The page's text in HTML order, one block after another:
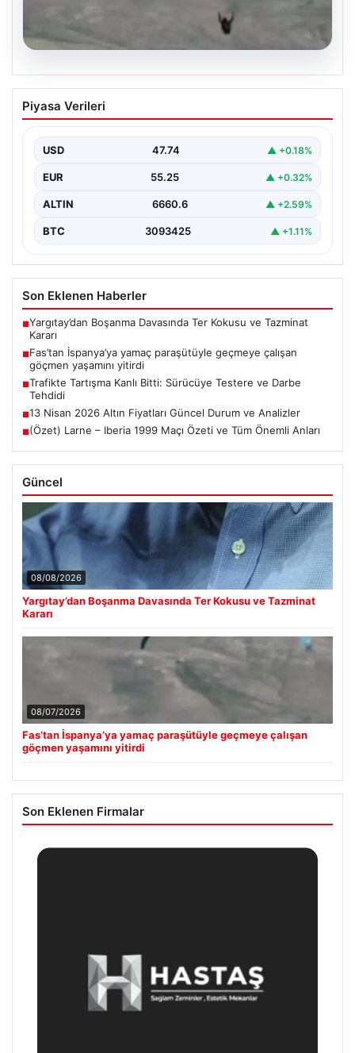
07.08.2026
Fas’tan İspanya’ya yamaç paraşütüyle
geçmeye çalışan göçmen yaşamını
{ "title": "Fas'tan İspanya'ya Yamaç Paraşütüyle
"content": "Fas ile…
Piyasa Verileri
USD 47.74 ▲ +0.18%
EUR 55.25 ▲ +0.32%
ALTIN 6660.6 ▲ +2.59%
BTC 3093425 ▲ +1.11%
Son Eklenen Haberler
■Yargıtay’dan Boşanma Davasında Ter Kokusu ve Tazminat
Kararı
■Fas’tan İspanya’ya yamaç paraşütüyle geçmeye çalışan
göçmen yaşamını yitirdi
■Trafikte Tartışma Kanlı Bitti: Sürücüye Testere ve Darbe
Tehdidi
■13 Nisan 2026 Altın Fiyatları Güncel Durum ve Analizler
■(Özet) Larne – Iberia 1999 Maçı Özeti ve Tüm Önemli Anları
Güncel
08/08/2026
Yargıtay’dan Boşanma Davasında Ter Kokusu ve Tazminat
Kararı
08/07/2026
Fas’tan İspanya’ya yamaç paraşütüyle geçmeye çalışan
göçmen yaşamını yitirdi
Son Eklenen Firmalar